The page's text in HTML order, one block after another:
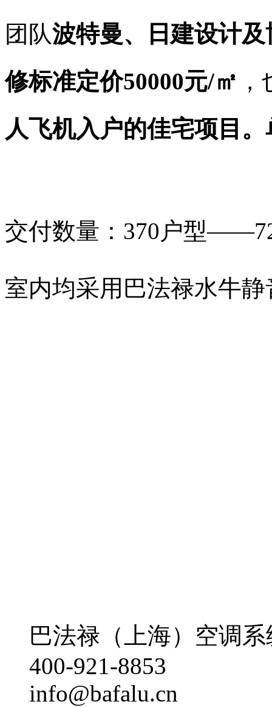
团队波特曼、日建设计
修标准定价50000元/㎡ ，
人飞机入户的佳宅项目
交付数量： 370 户型
室内均采用巴法禄水牛
巴法禄（上海）空调
400-921-8853
info@bafalu.cn